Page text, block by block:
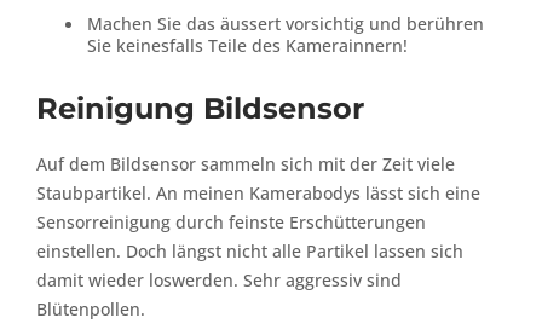
Machen Sie das äussert vorsichtig und berühren
Sie keinesfalls Teile des Kamerainnern!
Reinigung Bildsensor
Auf dem Bildsensor sammeln sich mit der Zeit viele
Staubpartikel. An meinen Kamerabodys lässt sich eine
Sensorreinigung durch feinste Erschütterungen
einstellen. Doch längst nicht alle Partikel lassen sich
damit wieder loswerden. Sehr aggressiv sind
Blütenpollen.